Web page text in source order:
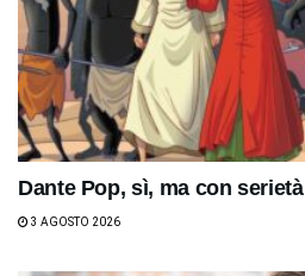
Dante Pop, sì, ma con serietà
3 AGOSTO 2026